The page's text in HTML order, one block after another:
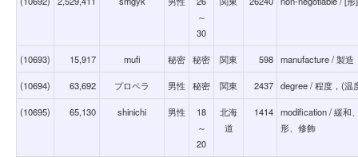
～
30
(10693) 15,917 mufi 秘密 秘密 関東 598 manufacture / 製造
(10694) 63,692 プロペラ 男性 秘密 関東 2437 degree / 程度，(温
(10695) 65,130 shinichi 男性
18
～
20
北海
道
1414 modification / 緩和
形、修飾